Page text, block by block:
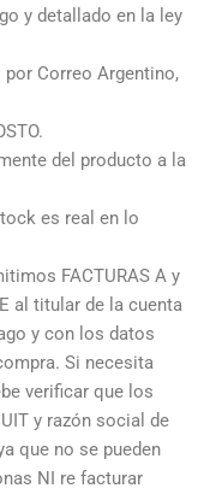
y detallado en la ley
Correo Argentino,
del producto a la
es real en lo
FACTURAS A y
al titular de la cuenta
y con los datos
Si necesita
verificar que los
y razón social de
que no se pueden
NI re facturar